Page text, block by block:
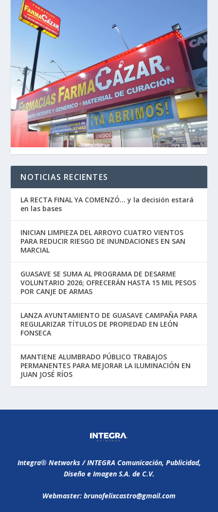
NOTICIAS RECIENTES
LA RECTA FINAL YA COMENZÓ… y la decisión estará
en las bases
INICIAN LIMPIEZA DEL ARROYO CUATRO VIENTOS
PARA REDUCIR RIESGO DE INUNDACIONES EN SAN
MARCIAL
GUASAVE SE SUMA AL PROGRAMA DE DESARME
VOLUNTARIO 2026; OFRECERÁN HASTA 15 MIL PESOS
POR CANJE DE ARMAS
LANZA AYUNTAMIENTO DE GUASAVE CAMPAÑA PARA
REGULARIZAR TÍTULOS DE PROPIEDAD EN LEÓN
FONSECA
MANTIENE ALUMBRADO PÚBLICO TRABAJOS
PERMANENTES PARA MEJORAR LA ILUMINACIÓN EN
JUAN JOSÉ RÍOS
Integra®️ Networks / INTEGRA Comunicación, Publicidad,
Diseño e Imagen S.A. de C.V.
Webmaster: brunofelixcastro@gmail.com